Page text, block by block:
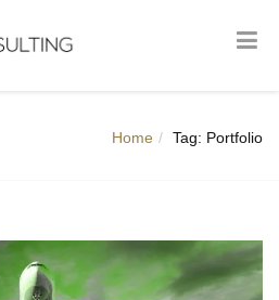
Home Tag: Portfolio